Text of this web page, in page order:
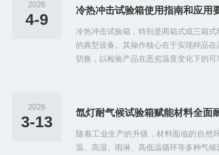
2026
4-9
冷热冲击试验箱使用指南和应用
冷热冲击试验箱，特别是两箱式或三箱
的典型设备。其操作核心在于实现样品
切换，以检验产品在恶劣温度变化下的
的样品移动路径。初始检查与设定：介
2026
3-13
氙灯耐气候试验箱赋能材料全面
随着工业生产的升级，材料面临的自然
温、高湿、雨淋、高低温循环等多种气